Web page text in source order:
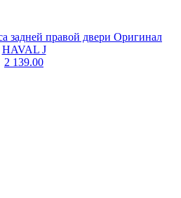
задней правой двери Оригинал
HAVAL J
2 139.00